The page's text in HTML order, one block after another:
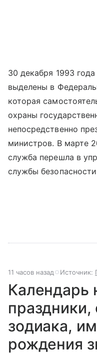
30 декабря 1993
выделены в
которая
охраны
непосредственно
министров. В марте
служба перешла в
службы
11 часов назад Источник:
Календарь
зодиака,
рождения